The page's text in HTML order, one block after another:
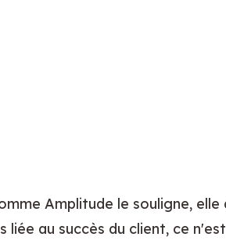
liée au succès du client, ce n'est